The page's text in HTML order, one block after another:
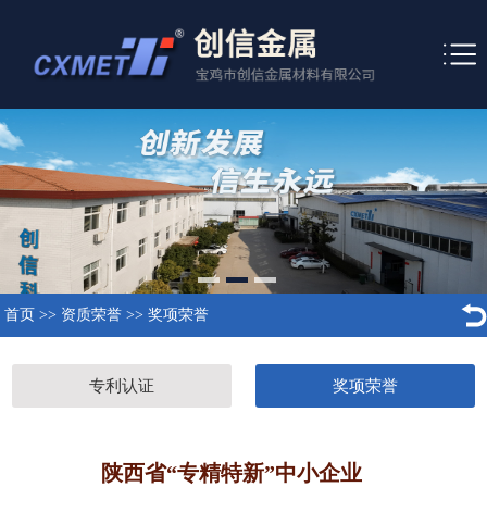
首页 >> 资质荣誉 >> 奖项荣誉
专利认证 奖项荣誉
陕西省“专精特新”中小企业